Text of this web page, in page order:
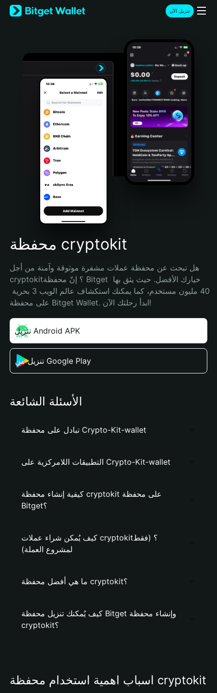
English
日本語
Türkçe
Português (Portugal)
Bahasa Indonesia
Português (Brasil)
Español (Argentina)
تنزيل الآن
محفظة cryptokit
هل تبحث عن محفظة عملات مشفرة موثوقة وآمنة من أجل
cryptokit؟ إنّ محفظة Bitget خيارك الأفضل. حيث يثق بها
على محفظة Bitget Wallet. ابدأ رحلتك الآن!
تنزيل Android APK
تنزيل من Google Play
الأسئلة الشائعة
تبادل على محفظة Crypto-Kit-wallet
التطبيقات اللامركزية على Crypto-Kit-wallet
كيفية إنشاء محفظة cryptokit على محفظة
Bitget؟
كيف يُمكن شراء عملات cryptokit؟ (فقط
لمشروع العملة)
ما هي أفضل محفظة cryptokit؟
كيف يُمكنك تنزيل محفظة Bitget وإنشاء محفظة
cryptokit؟
أسباب أهمية استخدام محفظة cryptokit